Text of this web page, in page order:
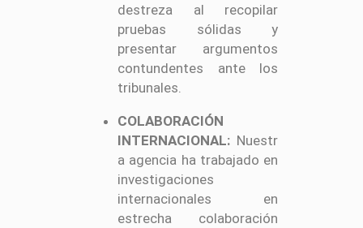
destreza al recopilar
pruebas sólidas y
presentar argumentos
contundentes ante los
tribunales.
COLABORACIÓN
INTERNACIONAL:Nuestr
a agencia ha trabajado en
investigaciones
internacionales en
estrecha colaboración